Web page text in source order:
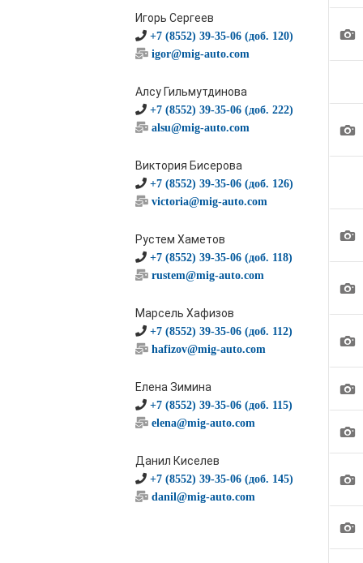
Игорь Сергеев
+7 (8552) 39-35-06 (доб. 120)
igor@mig-auto.com
Алсу Гильмутдинова
+7 (8552) 39-35-06 (доб. 222)
alsu@mig-auto.com
Виктория Бисерова
+7 (8552) 39-35-06 (доб. 126)
victoria@mig-auto.com
Рустем Хаметов
+7 (8552) 39-35-06 (доб. 118)
rustem@mig-auto.com
Марсель Хафизов
+7 (8552) 39-35-06 (доб. 112)
hafizov@mig-auto.com
Елена Зимина
+7 (8552) 39-35-06 (доб. 115)
elena@mig-auto.com
Данил Киселев
+7 (8552) 39-35-06 (доб. 145)
danil@mig-auto.com
1
1
1
1
1
1
1
1
1